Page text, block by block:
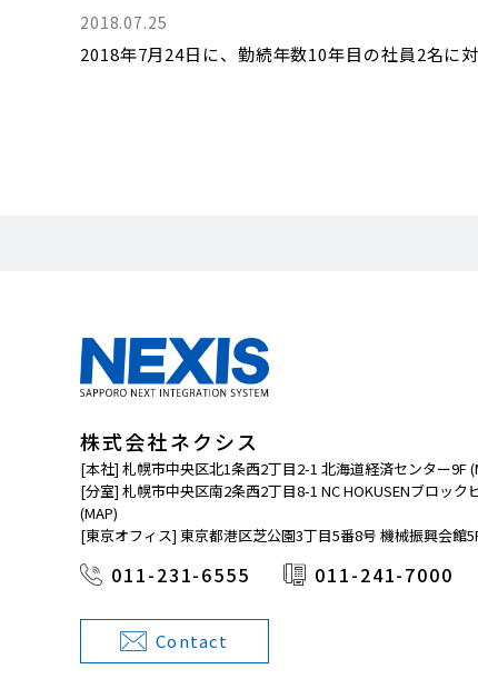
2018.07.25
2018年7月24日に、勤続年数10年目の社員2名に
株式会社ネクシス
[本社] 札幌市中央区北1条西2丁目2-1 北海道経済センター9F
[分室] 札幌市中央区南2条西2丁目8-1 NC HOKUSENブロック
(MAP)
[東京オフィス] 東京都港区芝公園3丁目5番8号 機械振興会館
011-231-6555 011-241-7000
Contact